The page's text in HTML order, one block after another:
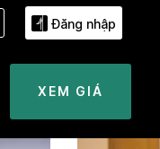
Đăng nhập
XEM GIÁ